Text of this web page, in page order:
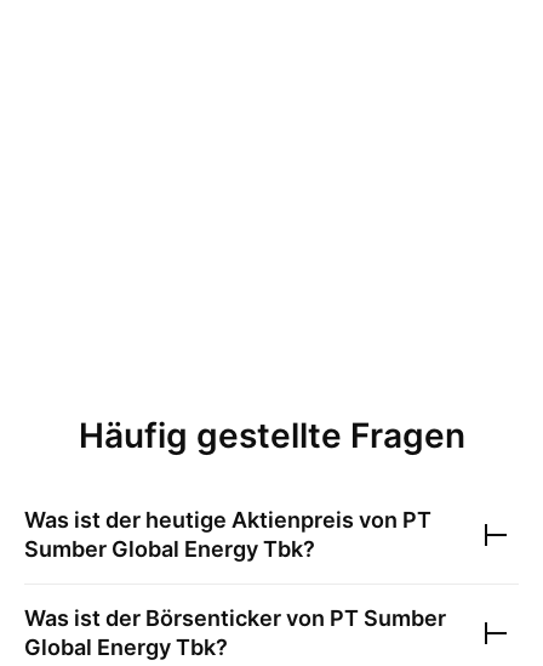
Häufig gestellte Fragen
Was ist der heutige Aktienpreis von PT
Sumber Global Energy Tbk?
Was ist der Börsenticker von PT Sumber
Global Energy Tbk?